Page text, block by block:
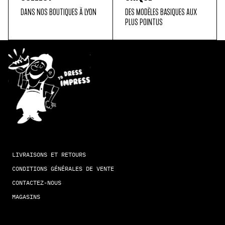
DANS NOS BOUTIQUES À LYON
DES MODÈLES BASIQUES AUX
PLUS POINTUS
LIVRAISONS ET RETOURS
CONDITIONS GÉNÉRALES DE VENTE
CONTACTEZ-NOUS
MAGASINS